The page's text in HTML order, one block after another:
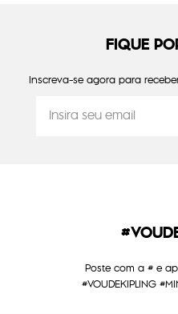
FIQUE
Inscreva-se agora para
Poste com a # e
#VOUDEKIPLING